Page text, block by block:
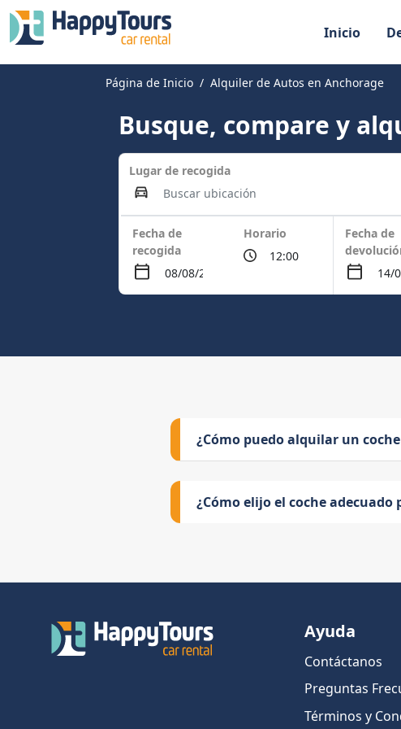
Inicio
Página de Inicio Alquiler de Autos en Anchorage
Busque, compare y
Lugar de recogida
Fecha de
recogida
Horario
Fecha de
¿Cómo puedo alquilar un
¿Cómo elijo el coche adecuado
Ayuda
Contáctanos
Preguntas
Términos y